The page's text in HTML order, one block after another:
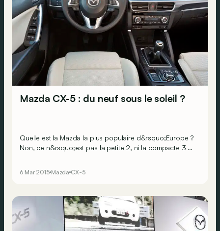
Mazda CX-5 : du neuf sous le soleil ?
Quelle est la Mazda la plus populaire d&rsquo;Europe ?
Non, ce n&rsquo;est pas la petite 2, ni la compacte 3 ou
discrète mais profonde mise à jour.
6 Mar 2015 Mazda CX-5